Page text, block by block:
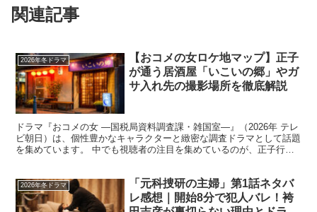
関連記事
2026年冬ドラマ
【おコメの女ロケ地マップ】正子
が通う居酒屋「いこいの郷」やガ
サ入れ先の撮影場所を徹底解説
ドラマ『おコメの女 ―国税局資料調査課・雑国室―』（2026年 テレ
ビ朝日）は、個性豊かなキャラクターと緻密な調査ドラマとして話題
を集めています。 中でも視聴者の注目を集めているのが、正子行き
2026年冬ドラマ
「元科捜研の主婦」第1話ネタバ
レ感想｜開始8分で犯人バレ！袴